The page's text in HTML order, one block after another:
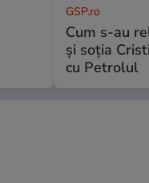
GSP.ro
Cum s-au
și soția
cu Petrolul